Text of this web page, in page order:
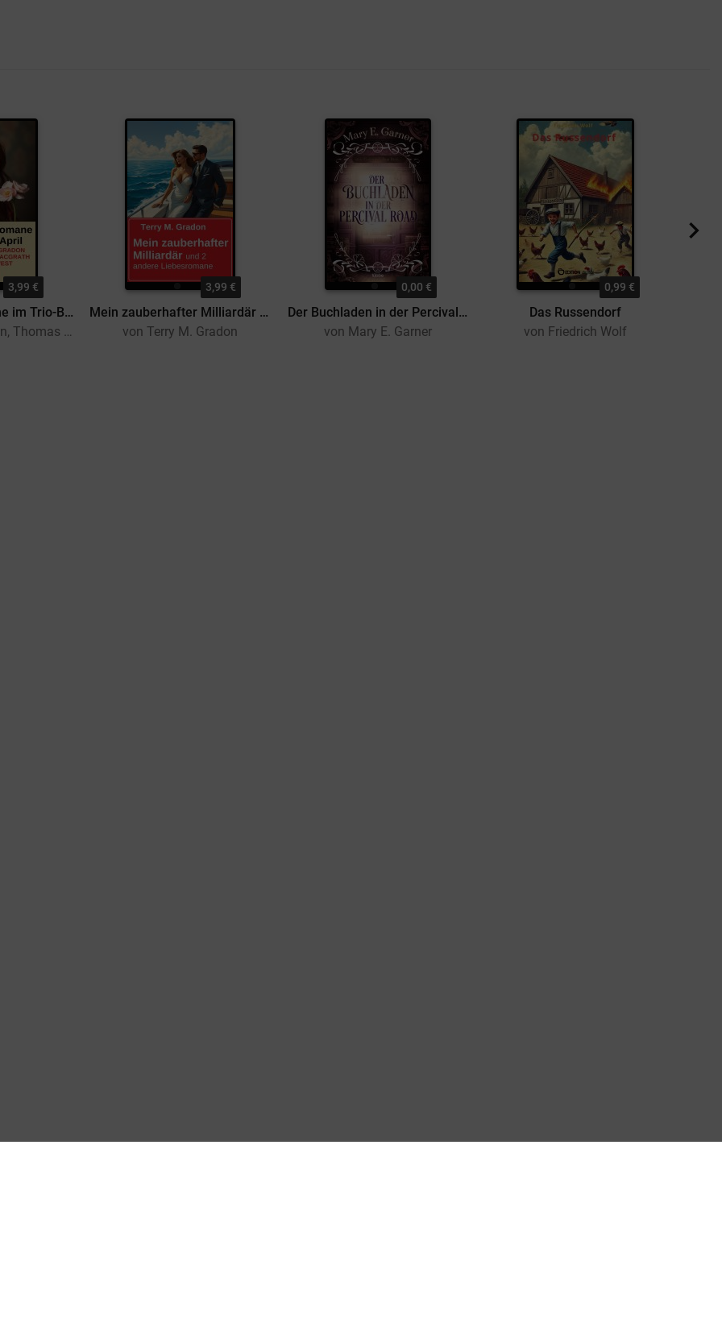
3,99 €
3 Schicksalsromane im Trio-Band April 2025
von Terry M. Gradon, Thomas West, Harold MacGrath
3,99 €
Mein zauberhafter Milliardär und 2 andere Liebesromane
von Terry M. Gradon
0,00 €
Der Buchladen in der Percival Road
von Mary E. Garner
0,99 €
Das Russendorf
von Friedrich Wolf